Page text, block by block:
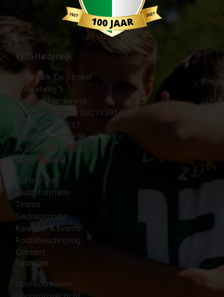
VVOG Harderwijk
Sportpark 'De Strokel'
Strokelweg 5
3847 LR Harderwijk
BTW Nummer NL 002715910B01
KvK Nr 40094437
☎︎ 0341 - 41 28 96
✉︎ Contactformulier
Clubinformatie
Lid worden
Clubinformatie
Teams
Gedragscode
Kalender & Events
Routebeschrijving
Contact
Sponsors
Sponsornieuws